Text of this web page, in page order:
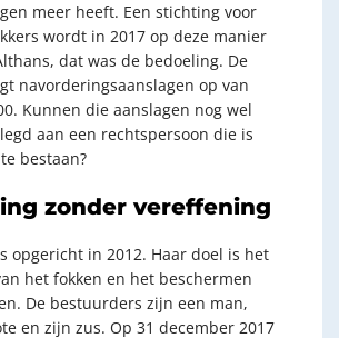
meer heeft. Een stichting voor
wordt in 2017 op deze manier
dat was de bedoeling. De
navorderingsaanslagen op van
Kunnen die aanslagen nog wel
aan een rechtspersoon die is
bestaan?
zonder vereffening
opgericht in 2012. Haar doel is het
het fokken en het beschermen
De bestuurders zijn een man,
en zijn zus. Op 31 december 2017